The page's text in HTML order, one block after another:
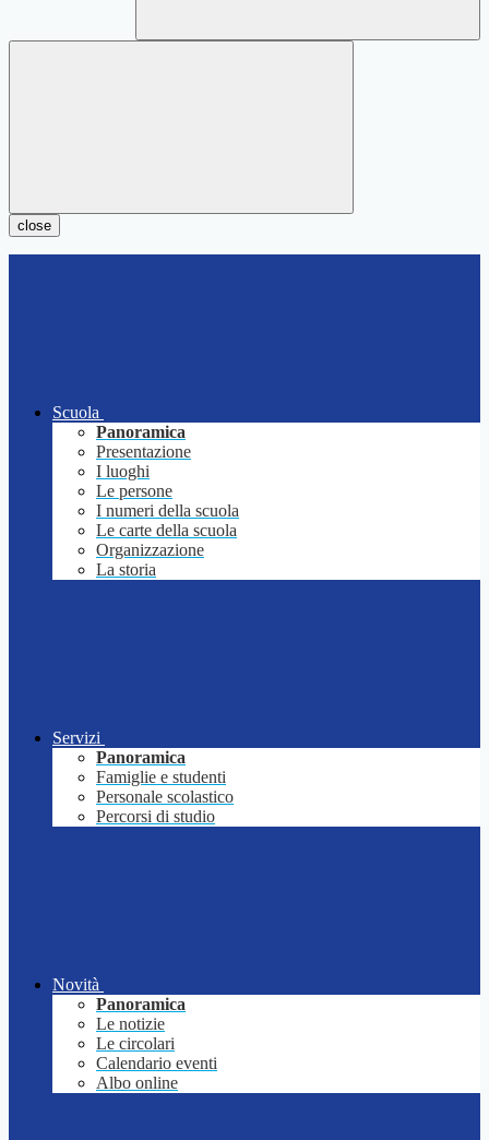
close
Scuola
Panoramica
Presentazione
I luoghi
Le persone
I numeri della scuola
Le carte della scuola
Organizzazione
La storia
Servizi
Panoramica
Famiglie e studenti
Personale scolastico
Percorsi di studio
Novità
Panoramica
Le notizie
Le circolari
Calendario eventi
Albo online